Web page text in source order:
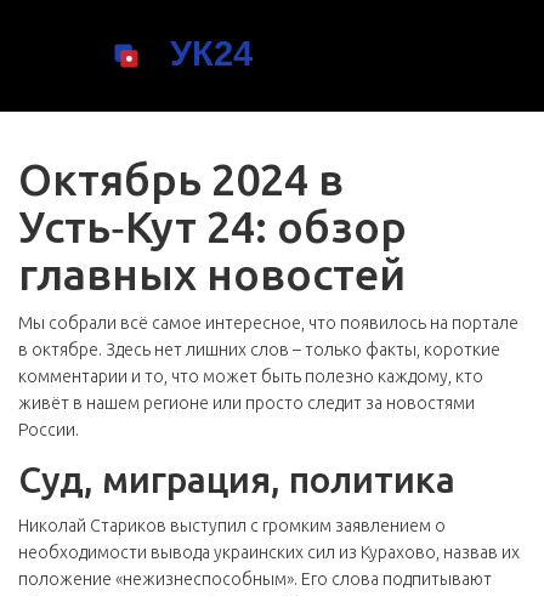
Октябрь 2024 в
Усть‑Кут 24: обзор
главных новостей
Мы собрали всё самое интересное, что появилось на портале
в октябре. Здесь нет лишних слов – только факты, короткие
комментарии и то, что может быть полезно каждому, кто
живёт в нашем регионе или просто следит за новостями
России.
Суд, миграция, политика
Николай Стариков выступил с громким заявлением о
необходимости вывода украинских сил из Курахово, назвав их
положение «нежизнеспособным». Его слова подпитывают